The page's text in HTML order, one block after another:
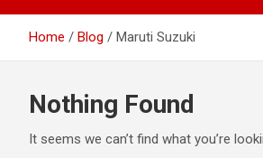
Home Blog Maruti Suzuki
Nothing Found
It seems we can’t find what you’re